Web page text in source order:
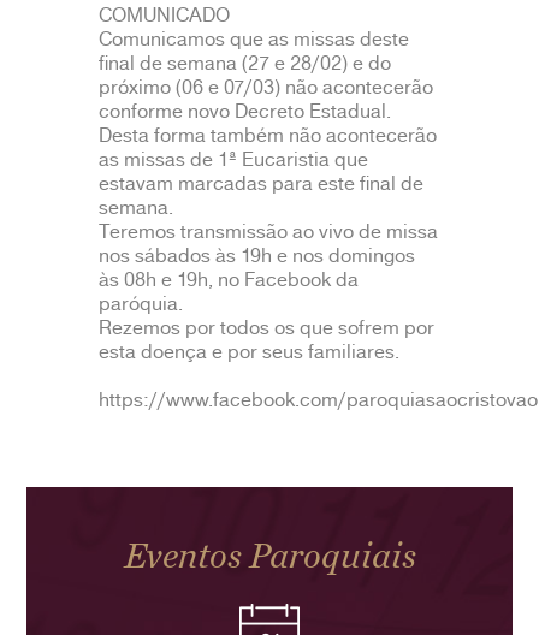
COMUNICADO
Comunicamos que as missas deste
final de semana (27 e 28/02) e do
próximo (06 e 07/03) não acontecerão
conforme novo Decreto Estadual.
Desta forma também não acontecerão
as missas de 1ª Eucaristia que
estavam marcadas para este final de
semana.
Teremos transmissão ao vivo de missa
nos sábados às 19h e nos domingos
às 08h e 19h, no Facebook da
paróquia.
Rezemos por todos os que sofrem por
esta doença e por seus familiares.
https://www.facebook.com/paroquiasaocristovao
Eventos Paroquiais